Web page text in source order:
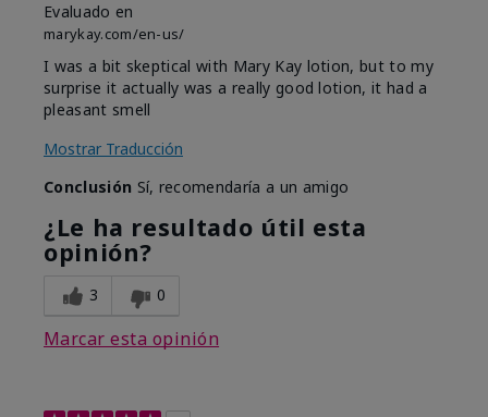
Evaluado en
marykay.com/en-us/
I was a bit skeptical with Mary Kay lotion, but to my
surprise it actually was a really good lotion, it had a
pleasant smell
Mostrar Traducción
Conclusión Sí, recomendaría a un amigo
¿Le ha resultado útil esta
opinión?
3 0
Marcar esta opinión